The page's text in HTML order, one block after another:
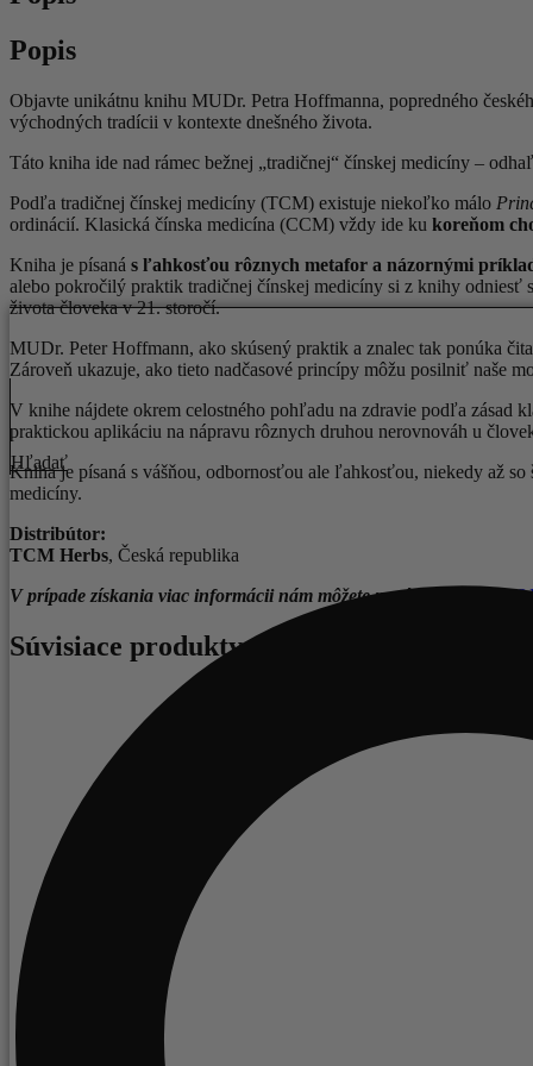
Popis
Objavte unikátnu knihu MUDr. Petra Hoffmanna, popredného
východných tradícii v kontexte dnešného života.
Táto kniha ide nad rámec bežnej „tradičnej“ čínskej medicíny –
Podľa tradičnej čínskej medicíny (TCM) existuje niekoľko málo
ordinácií. Klasická čínska medicína (CCM) vždy ide ku koreňom
Kniha je písaná s ľahkosťou rôznych metafor a názornými
alebo pokročilý praktik tradičnej čínskej medicíny si z knihy odniesť
života človeka v 21. storočí.
MUDr. Peter Hoffmann, ako skúsený praktik a znalec tak ponúka
Zároveň ukazuje, ako tieto nadčasové princípy môžu posilniť naše
V knihe nájdete okrem celostného pohľadu na zdravie podľa zásad
praktickou aplikáciu na nápravu rôznych druhou nerovnováh u
Kniha je písaná s vášňou, odbornosťou ale ľahkosťou, niekedy až
medicíny.
Distribútor:
TCM Herbs, Česká republika
V prípade získania viac informácii nám môžete napísať v sekcii
Súvisiace produkty
Hľadať